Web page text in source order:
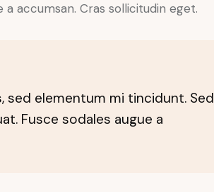
a accumsan. Cras sollicitudin eget.
sed elementum mi tincidunt. Sed
Fusce sodales augue a